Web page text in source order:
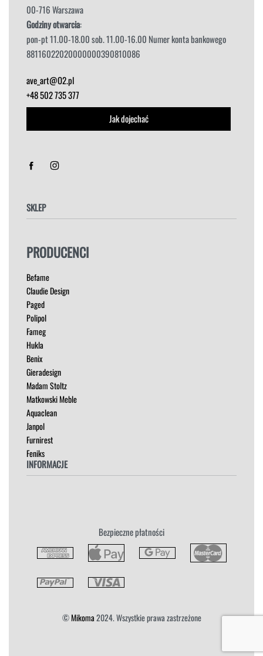
00-716 Warszawa
Godziny otwarcia:
pon-pt 11.00-18.00 sob. 11.00-16.00 Numer konta bankowego
88116022020000000390810086
ave_art@O2.pl
+48 502 735 377
Jak dojechać
SKLEP
FOTELE
KRZESŁA
ŁÓŻKA
MEBLE RTV
NAROŻNIKI
OUTLET
PUFY
SOFY
STOLIKI
STOŁY
SZAFKI I KOMODY
Befame
Claudie Design
Paged
Polipol
Fameg
Hukla
Benix
Gieradesign
Madam Stoltz
Matkowski Meble
Aquaclean
Janpol
Furnirest
Feniks
INFORMACJE
Reklamacja
Bezpieczne płatności